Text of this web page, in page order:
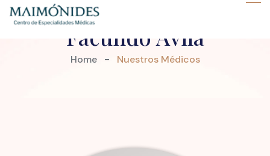
Lic. Rosaura Viridiana
Facundo Ávila
Home Nuestros Médicos